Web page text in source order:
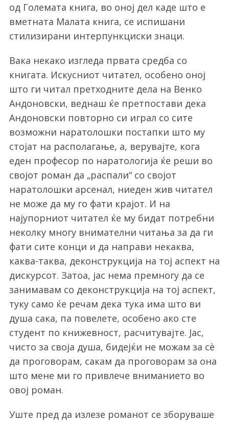
од Големата книга, во оној дел каде што е
вметната Малата книга, се испишани
стилизирани интерпункциски знаци.
Вака некако изгледа првата средба со
книгата. Искусниот читател, особено оној
што ги читал претходните дела на Венко
Андоновски, веднаш ќе претпостави дека
Андоновски повторно си играл со сите
возможни наратолошки постапки што му
стојат на располагање, а, верувајте, кога
еден професор по наратологија ќе реши во
својот роман да „распали“ со својот
наратолошки арсенал, ниеден жив читател
не може да му го фати крајот. И на
најупорниот читател ќе му бидат потребни
неколку многу внимателни читања за да ги
фати сите конци и да направи некаква,
каква-таква, деконструкција на тој аспект на
дискурсот. Затоа, јас нема премногу да се
занимавам со деконструкција на тој аспект,
туку само ќе речам дека тука има што ви
душа сака, па повелете, особено ако сте
студент по книжевност, расчитувајте. Јас,
чисто за своја душа, бидејќи не можам за сѐ
да проговорам, сакам да проговорам за она
што мене ми го привлече вниманието во
овој роман.
Уште пред да излезе романот се зборуваше